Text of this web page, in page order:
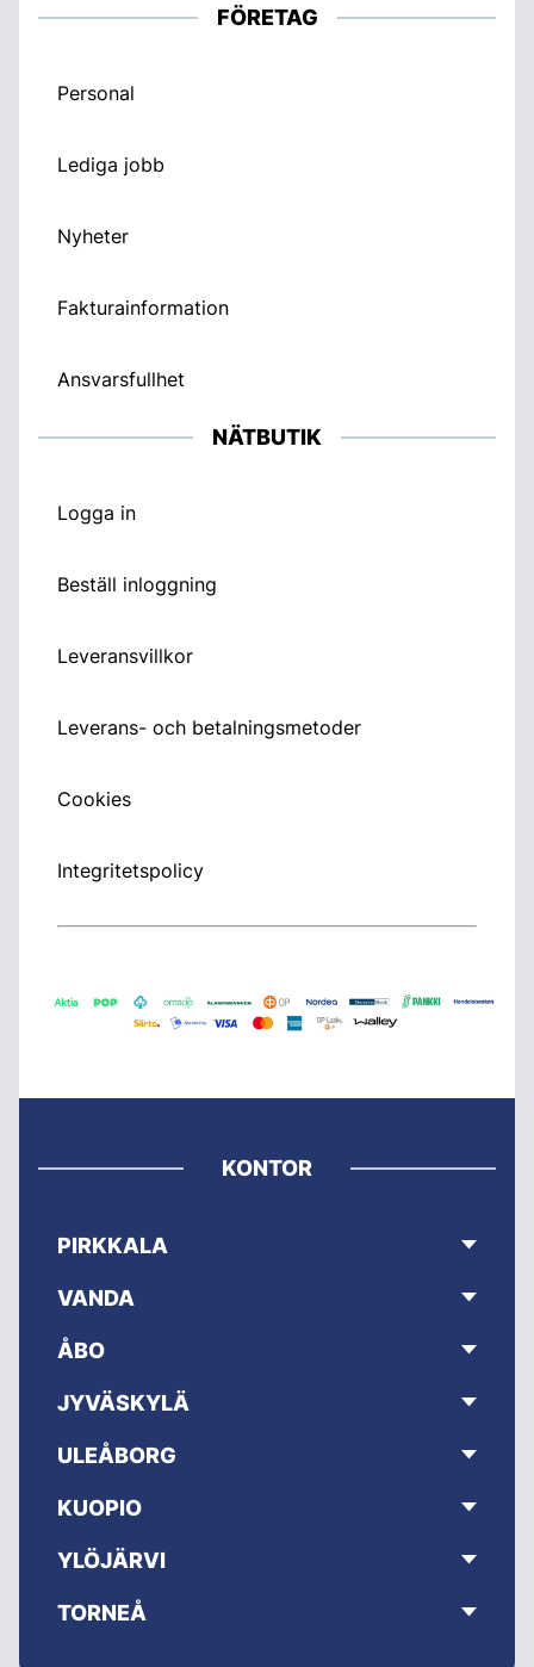
FÖRETAG
Personal
Lediga jobb
Nyheter
Fakturainformation
Ansvarsfullhet
NÄTBUTIK
Logga in
Beställ inloggning
Leveransvillkor
Leverans- och betalningsmetoder
Cookies
Integritetspolicy
KONTOR
PIRKKALA
VANDA
ÅBO
JYVÄSKYLÄ
ULEÅBORG
KUOPIO
YLÖJÄRVI
TORNEÅ